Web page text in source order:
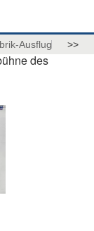
Ausflug >>
des